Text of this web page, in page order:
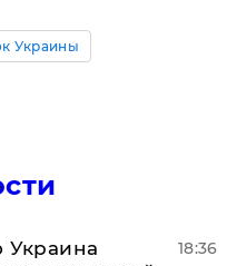
Украины
Украина
18:36